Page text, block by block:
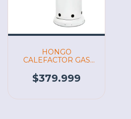
HONGO
CALEFACTOR GAS
(07176)
$379.999